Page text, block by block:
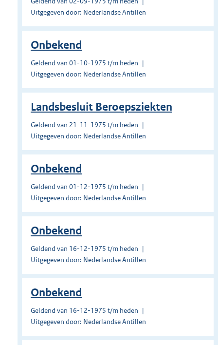
Uitgegeven door: Nederlandse Antillen
Onbekend
Geldend van 01-10-1975 t/m heden
Uitgegeven door: Nederlandse Antillen
Landsbesluit Beroepsziekten
Geldend van 21-11-1975 t/m heden
Uitgegeven door: Nederlandse Antillen
Onbekend
Geldend van 01-12-1975 t/m heden
Uitgegeven door: Nederlandse Antillen
Onbekend
Geldend van 16-12-1975 t/m heden
Uitgegeven door: Nederlandse Antillen
Onbekend
Geldend van 16-12-1975 t/m heden
Uitgegeven door: Nederlandse Antillen